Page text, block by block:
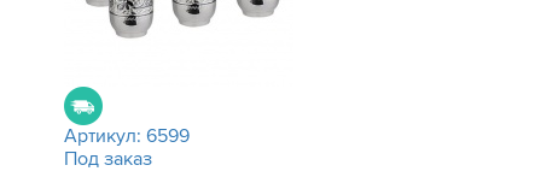
Артикул: 6599
Под заказ